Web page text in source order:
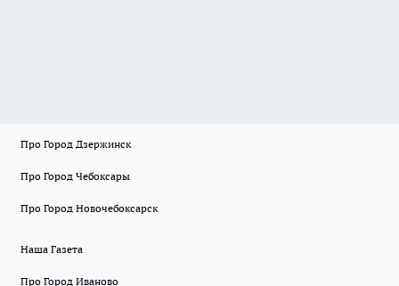
Про Город Дзержинск
Про Город Чебоксары
Про Город Новочебоксарск
Наша Газета
Про Город Иваново